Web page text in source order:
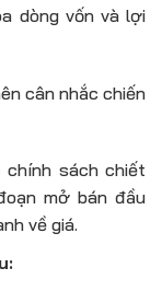
dòng vốn và lợi
cân nhắc chiến
chính sách chiết
mở bán đầu
về giá.